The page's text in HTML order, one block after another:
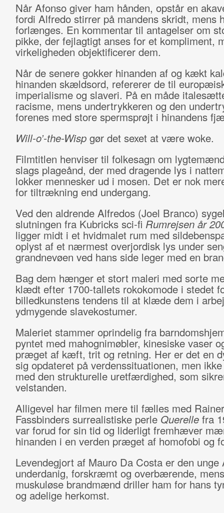
Når Afonso giver ham hånden, opstår en
fordi Alfredo stirrer på mandens skridt, mens
forlænges. En kommentar til antagelser om
pikke, der fejlagtigt anses for et kompliment,
virkeligheden objektificerer dem.
Når de senere gokker hinanden af og kækt
hinanden skældsord, refererer de til
imperialisme og slaveri. På en måde
racisme, mens undertrykkeren og den
forenes med store spermsprøjt i hinandens
Will-o’-the-Wispgør det sexet at være woke.
Filmtitlen henviser til folkesagn om
slags plageånd, der med dragende lys i
lokker mennesker ud i mosen. Det er nok
for tiltrækning end undergang.
Ved den aldrende Alfredos (Joel Branco)
slutningen fra Kubricks sci-fi Rumrejsen år
ligger midt i et hvidmalet rum med
oplyst af et nærmest overjordisk lys under
grandnevøen ved hans side leger med en
Bag dem hænger et stort maleri med sorte
klædt efter 1700-tallets rokokomode i stedet
billedkunstens tendens til at klæde dem i
ydmygende slavekostumer.
Maleriet stammer oprindelig fra
pyntet med mahognimøbler, kinesiske vaser
præget af kæft, trit og retning. Her er det en
sig opdateret på verdenssituationen, men
med den strukturelle uretfærdighed, som
velstanden.
Alligevel har filmen mere til fælles med
Fassbinders surrealistiske perle Querellefra
var forud for sin tid og liderligt fremhæver
hinanden i en verden præget af homofobi og
Levendegjort af Mauro Da Costa er den unge
underdanig, forskræmt og overbærende,
muskuløse brandmænd driller ham for hans
og adelige herkomst.